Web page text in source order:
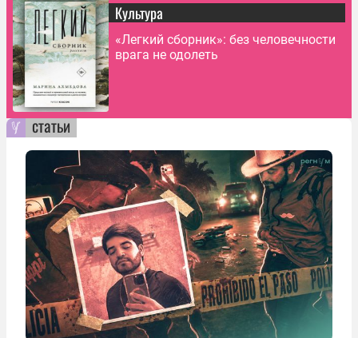
Культура
«Легкий сборник»: без человечности
врага не одолеть
статьи